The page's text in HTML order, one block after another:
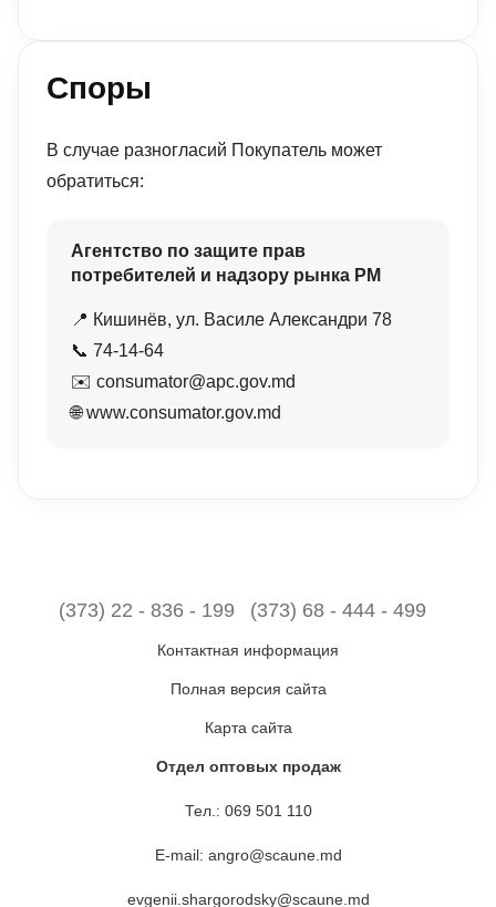
Споры
В случае разногласий Покупатель может
обратиться:
Агентство по защите прав
потребителей и надзору рынка РМ
📍 Кишинёв, ул. Василе Александри 78
📞 74-14-64
✉️ consumator@apc.gov.md
🌐 www.consumator.gov.md
(373) 22 - 836 - 199 (373) 68 - 444 - 499
Контактная информация
Полная версия сайта
Карта сайта
Отдел оптовых продаж
Тел.: 069 501 110
E-mail: angro@scaune.md
evgenii.shargorodsky@scaune.md